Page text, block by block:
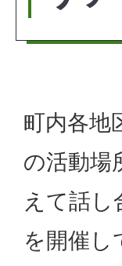
町内各地
の活動場
えて話
を開催し